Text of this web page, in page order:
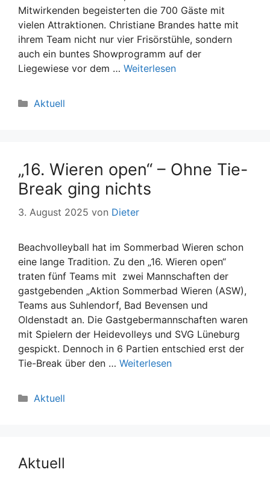
Mitwirkenden begeisterten die 700 Gäste mit
vielen Attraktionen. Christiane Brandes hatte mit
ihrem Team nicht nur vier Frisörstühle, sondern
auch ein buntes Showprogramm auf der
Liegewiese vor dem … Weiterlesen
Kategorien
Aktuell
„16. Wieren open“ – Ohne Tie-
Break ging nichts
3. August 2025 von Dieter
Beachvolleyball hat im Sommerbad Wieren schon
eine lange Tradition. Zu den „16. Wieren open“
traten fünf Teams mit zwei Mannschaften der
gastgebenden „Aktion Sommerbad Wieren (ASW),
Teams aus Suhlendorf, Bad Bevensen und
Oldenstadt an. Die Gastgebermannschaften waren
mit Spielern der Heidevolleys und SVG Lüneburg
gespickt. Dennoch in 6 Partien entschied erst der
Tie-Break über den … Weiterlesen
Kategorien
Aktuell
Aktuell